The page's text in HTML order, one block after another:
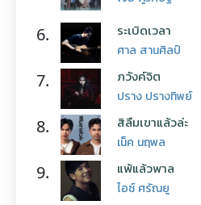
6. ระเบิดเวลา
ศาล สานศิลป์
7. ภวังค์จิต
ปราง ปรางทิพย์
8. สิลืมเขาแล้วล่ะ
เน็ค นฤพล
9. แพ้แล้วพาล
ไอซ์ ศรัณยู